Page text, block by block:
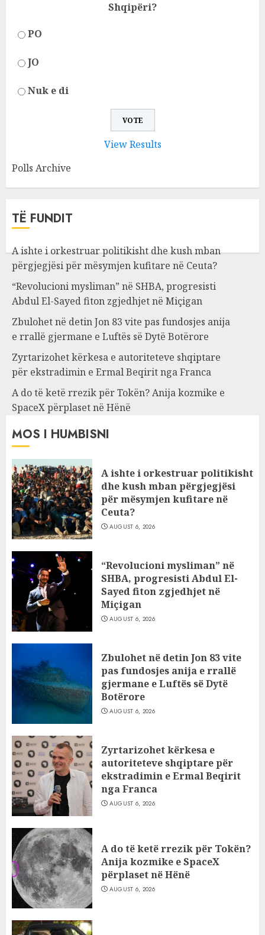
Shqipëri?
PO
JO
Nuk e di
View Results
Polls Archive
TË FUNDIT
A ishte i orkestruar politikisht dhe kush mban
përgjegjësi për mësymjen kufitare në Ceuta?
“Revolucioni mysliman” në SHBA, progresisti
Abdul El-Sayed fiton zgjedhjet në Miçigan
Zbulohet në detin Jon 83 vite pas fundosjes anija
e rrallë gjermane e Luftës së Dytë Botërore
Zyrtarizohet kërkesa e autoriteteve shqiptare
për ekstradimin e Ermal Beqirit nga Franca
A do të ketë rrezik për Tokën? Anija kozmike e
SpaceX përplaset në Hënë
MOS I HUMBISNI
A ishte i orkestruar politikisht
dhe kush mban përgjegjësi
për mësymjen kufitare në
Ceuta?
AUGUST 6, 2026
“Revolucioni mysliman” në
SHBA, progresisti Abdul El-
Sayed fiton zgjedhjet në
Miçigan
AUGUST 6, 2026
Zbulohet në detin Jon 83 vite
pas fundosjes anija e rrallë
gjermane e Luftës së Dytë
Botërore
AUGUST 6, 2026
Zyrtarizohet kërkesa e
autoriteteve shqiptare për
ekstradimin e Ermal Beqirit
nga Franca
AUGUST 6, 2026
A do të ketë rrezik për Tokën?
Anija kozmike e SpaceX
përplaset në Hënë
AUGUST 6, 2026